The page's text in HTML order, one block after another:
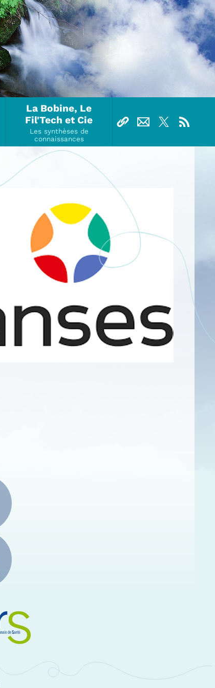
La Bobine, Le
Fil'Tech et Cie